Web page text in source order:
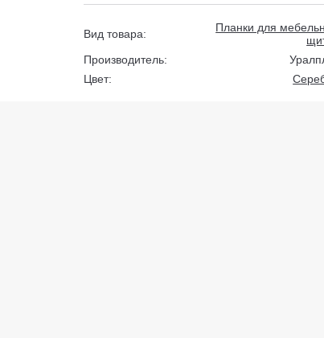
Вид товара:
Планки для
Производитель:
Цвет: